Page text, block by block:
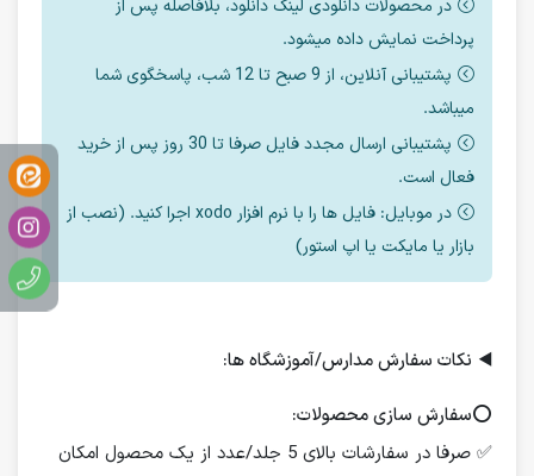
در محصولات دانلودی لینک دانلود، بلافاصله پس از
پرداخت نمایش داده میشود.
پشتیبانی آنلاین، از 9 صبح تا 12 شب، پاسخگوی شما
میباشد.
پشتیبانی ارسال مجدد فایل صرفا تا 30 روز پس از خرید
فعال است.
در موبایل: فایل ها را با نرم افزار xodo اجرا کنید. (نصب از
بازار یا مایکت یا اپ استور)
◀️ نکات سفارش مدارس/آموزشگاه ها:
⭕️سفارش سازی محصولات:
✅ صرفا در سفارشات بالای 5 جلد/عدد از یک محصول امکان